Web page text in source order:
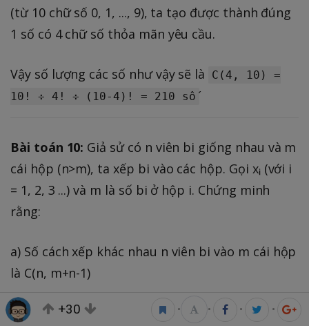
(từ 10 chữ số 0, 1, ..., 9), ta tạo được thành đúng
1 số có 4 chữ số thỏa mãn yêu cầu.
Vậy số lượng các số như vậy sẽ là
C(4, 10) =
10! ÷ 4! ÷ (10-4)! = 210 số
Bài toán 10: Giả sử có n viên bi giống nhau và m
cái hộp (n>m), ta xếp bi vào các hộp. Gọi xᵢ (với i
= 1, 2, 3 ...) và m là số bi ở hộp i. Chứng minh
rằng:
a) Số cách xếp khác nhau n viên bi vào m cái hộp
là C(n, m+n-1)
b) Trong C(n, m+n-1) cách xếp đó có C(m-1, n-1)
+30 • • • •